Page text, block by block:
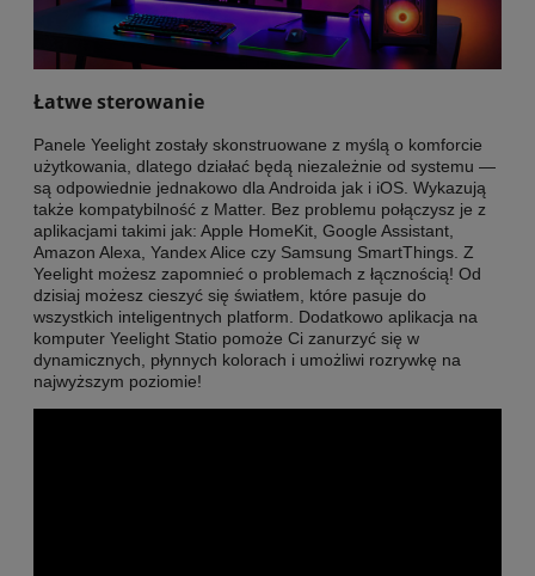
Łatwe sterowanie
Panele Yeelight zostały skonstruowane z myślą o komforcie
użytkowania, dlatego działać będą niezależnie od systemu —
są odpowiednie jednakowo dla Androida jak i iOS. Wykazują
także kompatybilność z Matter. Bez problemu połączysz je z
aplikacjami takimi jak: Apple HomeKit, Google Assistant,
Amazon Alexa, Yandex Alice czy Samsung SmartThings. Z
Yeelight możesz zapomnieć o problemach z łącznością! Od
dzisiaj możesz cieszyć się światłem, które pasuje do
wszystkich inteligentnych platform. Dodatkowo aplikacja na
komputer Yeelight Statio pomoże Ci zanurzyć się w
dynamicznych, płynnych kolorach i umożliwi rozrywkę na
najwyższym poziomie!